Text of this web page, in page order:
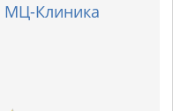
МЦ-Клиника